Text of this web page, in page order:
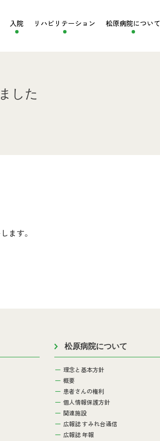
入院 リハビリ テーション 松原病院について
した
ます。
松原病院について
理念と基本方針
概要
患者さんの権利
個人情報保護方針
関連施設
広報誌 すみれ台通信
広報誌 年報